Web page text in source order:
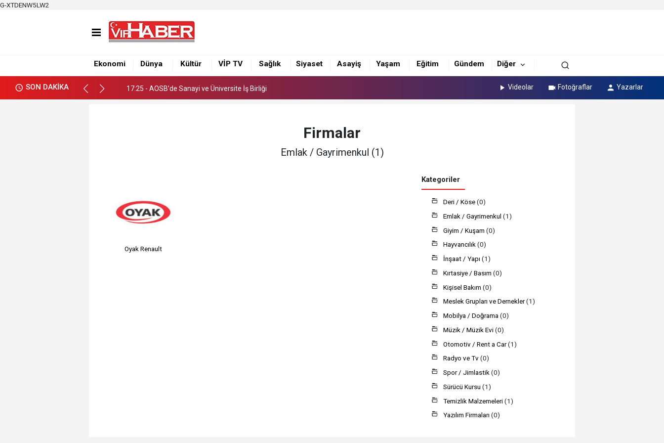
G-XTDENW5LW2
Ekonomi Dünya Kültür VİP TV Sağlık Siyaset Asayiş Yaşam Eğitim Gündem Diğer
SON DAKİKA
17:19 - Adana Altın Koza’dan Suna Selen, Macit Koper ve Aydın Sayman’a Emek Ödülü
17:19 - Adana Altın Koza’dan Suna Selen, Macit Koper ve Aydın Sayman’a Emek Ödülü
17:25 - AOSB’de Sanayi ve Üniversite İş Birliği Videolar Fotoğraflar Yazarlar
Firmalar
Emlak / Gayrimenkul (1)
Oyak Renault
Kategoriler
Deri / Köse(0)
Emlak / Gayrimenkul (1)
Giyim / Kuşam (0)
Hayvancılık(0)
İnşaat / Yapı (1)
Kırtasiye / Basım (0)
Kişisel Bakım (0)
Meslek Grupları ve Dernekler(1)
Mobilya / Doğrama (0)
Müzik / Müzik Evi(0)
Otomotiv / Rent a Car(1)
Radyo ve Tv(0)
Spor / Jimlastik (0)
Sürücü Kursu (1)
Temizlik Malzemeleri(1)
Yazılım Firmaları (0)